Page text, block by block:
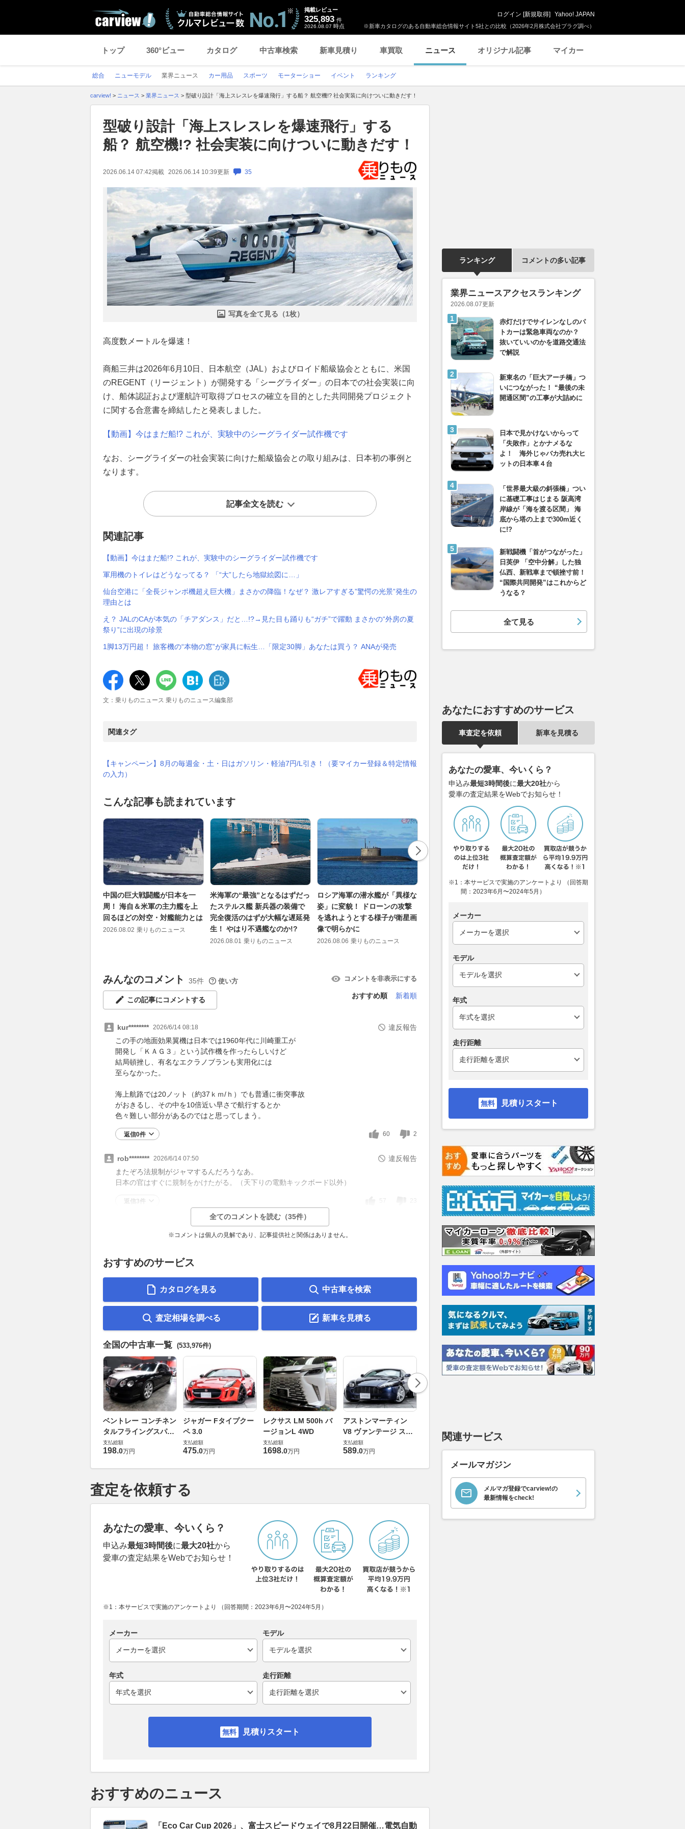
※新車カタログのある自動車総合情報サイト5社との比較（2026年2月株式会社プラグ調べ）
掲載レビュー
325,893 件
2026.08.07 時点
ログイン [新規取得] Yahoo! JAPAN
トップ 360°ビュー カタログ 中古車検索 新車見積り 車買取 ニュース オリジナル記事 マイカー
総合 ニューモデル 業界ニュース カー用品 スポーツ モーターショー イベント ランキング
carview! > ニュース > 業界ニュース > 型破り設計「海上スレスレを爆速飛行」する船？ 航空機!? 社会実装に向けついに動きだす！
型破り設計「海上スレスレを爆速飛行」する
船？ 航空機!? 社会実装に向けついに動きだす！
2026.06.14 07:42掲載 2026.06.14 10:39更新 35
写真を全て見る（1枚）
高度数メートルを爆速！
商船三井は2026年6月10日、日本航空（JAL）およびロイド船級協会とともに、米国
のREGENT（リージェント）が開発する「シーグライダー」の日本での社会実装に向
け、船体認証および運航許可取得プロセスの確立を目的とした共同開発プロジェクト
に関する合意書を締結したと発表しました。
【動画】今はまだ船!? これが、実験中のシーグライダー試作機です
なお、シーグライダーの社会実装に向けた船級協会との取り組みは、日本初の事例と
なります。
記事全文を読む
関連記事
【動画】今はまだ船!? これが、実験中のシーグライダー試作機です
軍用機のトイレはどうなってる？ 「“大”したら地獄絵図に…」
仙台空港に「全長ジャンボ機超え巨大機」まさかの降臨！なぜ？ 激レアすぎる”驚愕の光景”発生の
理由とは
え？ JALのCAが本気の「チアダンス」だと…!?→見た目も踊りも“ガチ”で躍動 まさかの“外房の夏
祭り”に出現の珍景
1脚13万円超！ 旅客機の“本物の窓”が家具に転生…「限定30脚」あなたは買う？ ANAが発売
文：乗りものニュース 乗りものニュース編集部
関連タグ
【キャンペーン】8月の毎週金・土・日はガソリン・軽油7円/L引き！（要マイカー登録＆特定情報
の入力）
こんな記事も読まれています
中国の巨大戦闘艦が日本を一
周！ 海自＆米軍の主力艦を上
回るほどの対空・対艦能力とは
2026.08.02 乗りものニュース
米海軍の“最強”となるはずだっ
たステルス艦 新兵器の装備で
完全復活のはずが大幅な遅延発
生！ やはり不遇艦なのか!?
2026.08.01 乗りものニュース
ロシア海軍の潜水艦が「異様な
姿」に変貌！ ドローンの攻撃
を逃れようとする様子が衛星画
像で明らかに
2026.08.06 乗りものニュース
“ウクライナ製そっくり”自爆ド
開！ ロシア軍が鹵獲品を改造
か 大きな目的は混乱を誘うた
超豪華フェリーついに「置き換
みんなのコメント 35件 使い方 コメントを非表示にする
この記事にコメントする
おすすめ順 新着順
kur******** 2026/6/14 08:18
違反報告
この手の地面効果翼機は日本では1960年代に川崎重工が
開発し「ＫＡＧ３」という試作機を作ったらしいけど
結局頓挫し、有名なエクラノブランも実用化には
至らなかった。
海上航路では20ノット（約37ｋｍ/ｈ）でも普通に衝突事故
がおきるし、その中を10倍近い早さで航行するとか
色々難しい部分があるのではと思ってしまう。
返信0件 60 2
rob******** 2026/6/14 07:50
違反報告
またぞろ法規制がジャマするんだろうなあ。
日本の官はすぐに規制をかけたがる。（天下りの電動キックボード以外）
返信3件 57
全てのコメントを読む（35件）
※コメントは個人の見解であり、記事提供社と関係はありません。
おすすめのサービス
カタログを見る 中古車を検索
査定相場を調べる 新車を見積る
全国の中古車一覧 (533,976件)
ベントレー コンチネン
タルフライングスパー
6.0 4WD
支払総額
198.0万円
ジャガー Fタイプクー
ペ 3.0
支払総額
475.0万円
レクサス LM 500h バ
ージョンL 4WD
支払総額
1698.0万円
アストンマーティン
V8 ヴァンテージ スポ
ーツシフト
支払総額
589.0万円
査定を依頼する
あなたの愛車、今いくら？
申込み最短3時間後に最大20社から
愛車の査定結果をWebでお知らせ！
※1：本サービスで実施のアンケートより （回答期間：2023年6月〜2024年5月）
メーカー モデル
年式 走行距離
見積りスタート
おすすめのニュース
「Eco Car Cup 2026」、富士スピードウェイで8月22日開催…電気自動
ランキング コメントの多い記事
業界ニュースアクセスランキング
2026.08.07更新
赤灯だけでサイレンなしのパ
トカーは緊急車両なのか？
抜いていいのかを道路交通法
で解説
新東名の「巨大アーチ橋」つ
いにつながった！ “最後の未
開通区間”の工事が大詰めに
日本で見かけないからって
「失敗作」とかナメるな
よ！ 海外じゃバカ売れ大ヒ
ットの日本車４台
「世界最大級の斜張橋」つい
に基礎工事はじまる 阪高湾
岸線が「海を渡る区間」 海
底から塔の上まで300m近く
に!?
新戦闘機「首がつながった」
日英伊 「空中分解」した独
仏西、新戦車まで頓挫寸前！
“国際共同開発”はこれからど
うなる？
全て見る
あなたにおすすめのサービス
車査定を依頼 新車を見積る
あなたの愛車、今いくら？
申込み最短3時間後に最大20社から
愛車の査定結果をWebでお知らせ！
※1：本サービスで実施のアンケートより （回答期
間：2023年6月〜2024年5月）
メーカー
モデル
年式
走行距離
見積りスタート
関連サービス
メールマガジン
メルマガ登録でcarview!の
最新情報をcheck!